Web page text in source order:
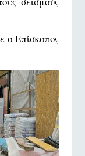
ο Επίσκοπος